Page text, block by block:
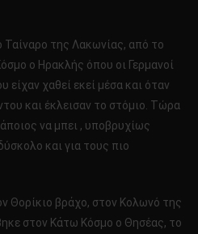
Ταίναρο της Λακωνίας, από το
ο Ηρακλής όπου οι Γερμανοί
είχαν χαθεί εκεί μέσα και όταν
και έκλεισαν το στόμιο. Τώρα
να μπει , υποβρυχίως
και για τους πιο
Θορίκιο βράχο, στον Κολωνό της
στον Κάτω Κόσμο ο Θησέας, το